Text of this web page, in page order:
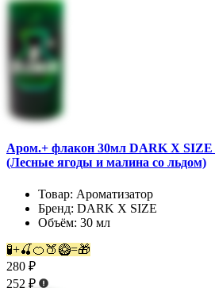
Аром.+ флакон 30мл DARK X SIZE
(Лесные ягоды и малина со льдом)
Товар: Ароматизатор
Бренд: DARK X SIZE
Объём: 30 мл
🧪+🍒🍊🍑🥝=🎁
280 ₽
252 ₽